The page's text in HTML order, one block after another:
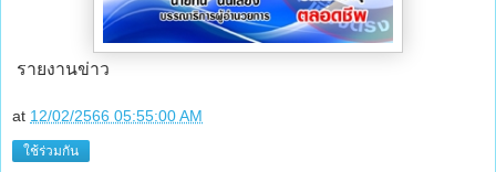
รายงานข่าว
at 12/02/2566 05:55:00 AM
ใช้ร่วมกัน